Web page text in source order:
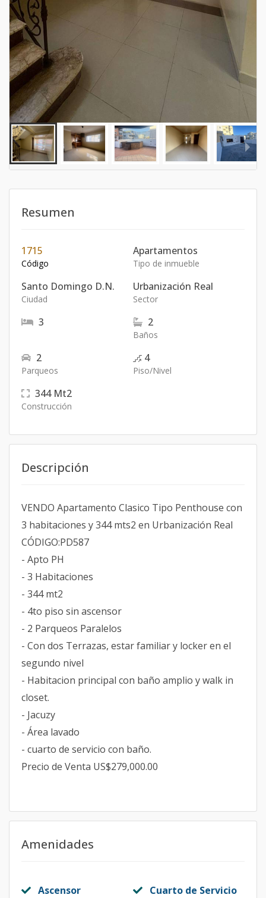
Resumen
1715
Código
Apartamentos
Tipo de inmueble
Santo Domingo D.N.
Ciudad
Urbanización Real
Sector
3 2
Baños
2
Parqueos
4
Piso/Nivel
344 Mt2
Construcción
Descripción
VENDO Apartamento Clasico Tipo Penthouse con
3 habitaciones y 344 mts2 en Urbanización Real
CÓDIGO:PD587
- Apto PH
- 3 Habitaciones
- 344 mt2
- 4to piso sin ascensor
- 2 Parqueos Paralelos
- Con dos Terrazas, estar familiar y locker en el
segundo nivel
- Habitacion principal con baño amplio y walk in
closet.
- Jacuzy
- Área lavado
- cuarto de servicio con baño.
Precio de Venta US$279,000.00
Amenidades
Ascensor Cuarto de Servicio